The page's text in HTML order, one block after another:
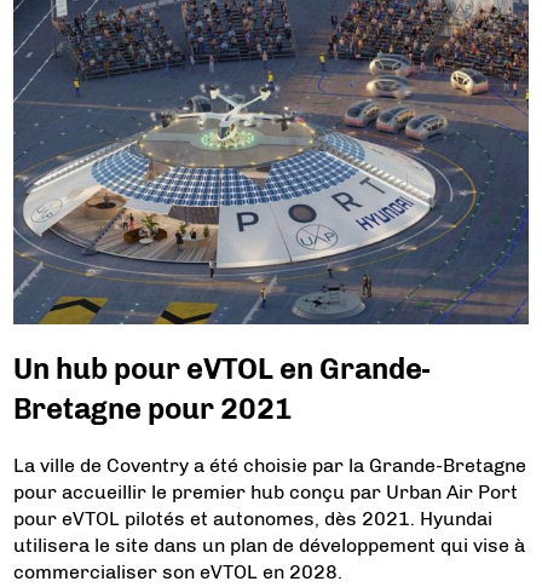
Un hub pour eVTOL en Grande-
Bretagne pour 2021
La ville de Coventry a été choisie par la Grande-Bretagne
pour accueillir le premier hub conçu par Urban Air Port
pour eVTOL pilotés et autonomes, dès 2021. Hyundai
utilisera le site dans un plan de développement qui vise à
commercialiser son eVTOL en 2028.